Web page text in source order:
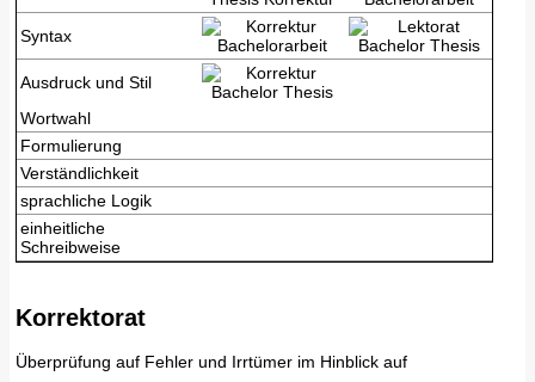
Syntax
Ausdruck und Stil
Wortwahl
Formulierung
Verständlichkeit
sprachliche Logik
einheitliche
Schreibweise
Korrektorat
Überprüfung auf Fehler und Irrtümer im Hinblick auf